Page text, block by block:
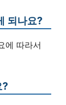
되나요?
에 따라서
?